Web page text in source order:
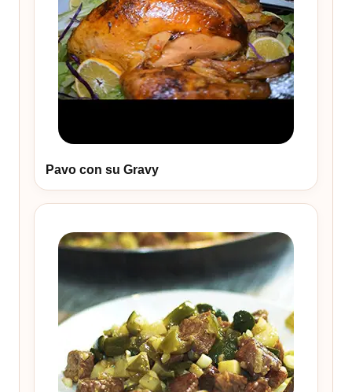
Pavo con su Gravy